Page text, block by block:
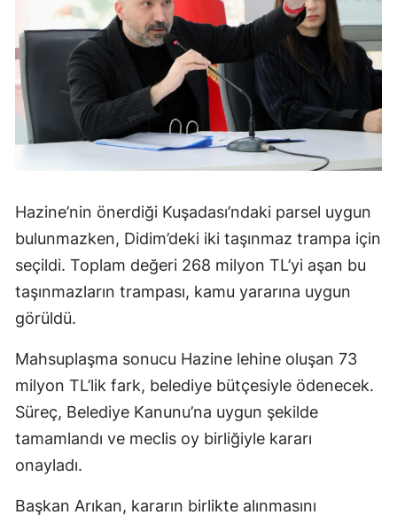
Hazine’nin önerdiği Kuşadası’ndaki parsel uygun
bulunmazken, Didim’deki iki taşınmaz trampa için
seçildi. Toplam değeri 268 milyon TL’yi aşan bu
taşınmazların trampası, kamu yararına uygun
görüldü.
Mahsuplaşma sonucu Hazine lehine oluşan 73
milyon TL’lik fark, belediye bütçesiyle ödenecek.
Süreç, Belediye Kanunu’na uygun şekilde
tamamlandı ve meclis oy birliğiyle kararı
onayladı.
Başkan Arıkan, kararın birlikte alınmasını